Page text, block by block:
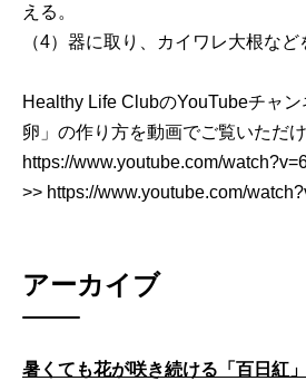
える。
（4）器に取り、カイワレ大根など
Healthy Life ClubのYouTubeチャ
卵」の作り方を動画でご覧いただけ
https://www.youtube.com/
>> https://www.youtube.com/
アーカイブ
暑くても花が咲き続ける「百日紅」